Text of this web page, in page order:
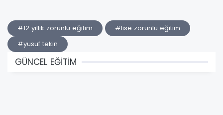
#12 yıllık zorunlu eğitim
#lise zorunlu eğitim
#yusuf tekin
GÜNCEL EĞİTİM